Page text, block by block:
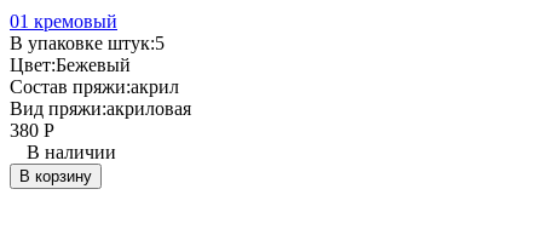
01 кремовый
В упаковке штук:5
Цвет:Бежевый
Состав пряжи:акрил
Вид пряжи:акриловая
380 Р
В наличии
В корзину